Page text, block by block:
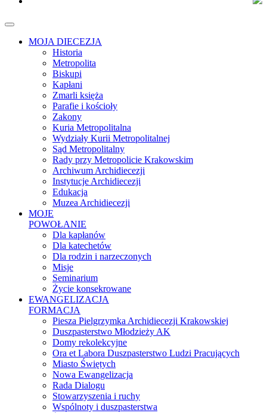
MOJA DIECEZJA
Historia
Metropolita
Biskupi
Kapłani
Zmarli księża
Parafie i kościoły
Zakony
Kuria Metropolitalna
Wydziały Kurii Metropolitalnej
Sąd Metropolitalny
Rady przy Metropolicie Krakowskim
Archiwum Archidiecezji
Instytucje Archidiecezji
Edukacja
Muzea Archidiecezji
MOJE
POWOŁANIE
Dla kapłanów
Dla katechetów
Dla rodzin i narzeczonych
Misje
Seminarium
Życie konsekrowane
EWANGELIZACJA
FORMACJA
Piesza Pielgrzymka Archidiecezji Krakowskiej
Duszpasterstwo Młodzieży AK
Domy rekolekcyjne
Ora et Labora Duszpasterstwo Ludzi Pracujących
Miasto Świętych
Nowa Ewangelizacja
Rada Dialogu
Stowarzyszenia i ruchy
Wspólnoty i duszpasterstwa